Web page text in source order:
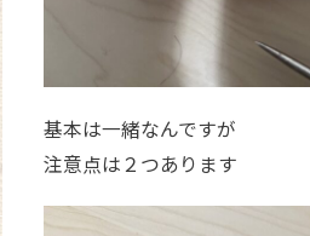
基本は一緒なんですが
注意点は２つあります